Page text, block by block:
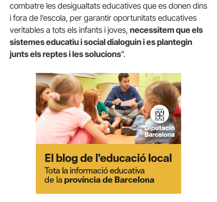
combatre les desigualtats educatives que es donen dins
i fora de l’escola, per garantir oportunitats educatives
veritables a tots els infants i joves, necessitem que els
sistemes educatiu i social dialoguin i es plantegin
junts els reptes i les solucions”.